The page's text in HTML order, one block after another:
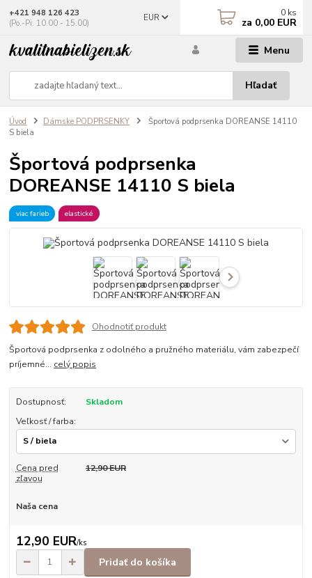
Menu
EUR
Hľadať
+421 948 126 423
(Po.-Pi. 10.00 - 15.00)
0 ks
za 0,00 EUR
Úvod Dámske PODPRSENKY
Športová podprsenka DOREANSE 14110
S biela
Športová podprsenka
DOREANSE 14110 S biela
viac farieb elastické
Ohodnotiť produkt
Športová podprsenka z odolného a pružného materiálu, vám zabezpečí
príjemné... celý popis
Dostupnosť:
Skladom
Veľkosť / farba:
Cena pred
zľavou
12,90 EUR
Naša cena
12,90 EUR/ks
Pridať do košíka